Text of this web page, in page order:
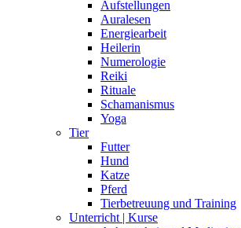
Aufstellungen
Auralesen
Energiearbeit
Heilerin
Numerologie
Reiki
Rituale
Schamanismus
Yoga
Tier
Futter
Hund
Katze
Pferd
Tierbetreuung und Training
Unterricht | Kurse